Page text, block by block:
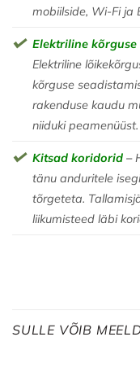
mobiilside, Wi-Fi ja
Elektriline kõrguse
Elektriline
kõrguse
rakenduse kaudu
niiduki peamenüüst.
Kitsad koridorid –
tänu anduritele
tõrgeteta.
liikumisteed läbi
SULLE VÕIB